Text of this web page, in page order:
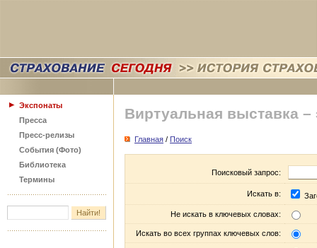
Экспонаты
Пресса
Пресс-релизы
События (Фото)
Библиотека
Термины
Виртуальная выставка –
Главная / Поиск
Поисковый запрос:
Искать в:
Не искать в ключевых словах:
Искать во всех группах ключевых слов: